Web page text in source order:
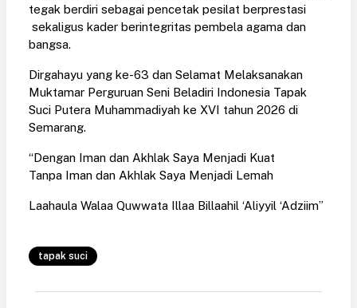
tegak berdiri sebagai pencetak pesilat berprestasi
sekaligus kader berintegritas pembela agama dan
bangsa.
Dirgahayu yang ke-63 dan Selamat Melaksanakan
Muktamar Perguruan Seni Beladiri Indonesia Tapak
Suci Putera Muhammadiyah ke XVI tahun 2026 di
Semarang.
“Dengan Iman dan Akhlak Saya Menjadi Kuat
Tanpa Iman dan Akhlak Saya Menjadi Lemah
Laahaula Walaa Quwwata Illaa Billaahil ‘Aliyyil ‘Adziim”
tapak suci